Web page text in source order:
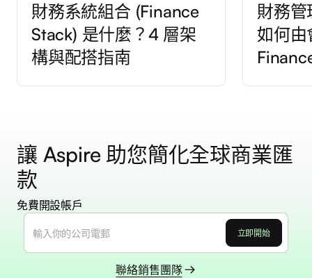
財務系統組合 (Finance
Stack) 是什麼？4 層架
構與配搭指南
財務
如何由
讓 Aspire 助您簡化全球商業匯
款
免費開設帳戶
聯絡銷售團隊